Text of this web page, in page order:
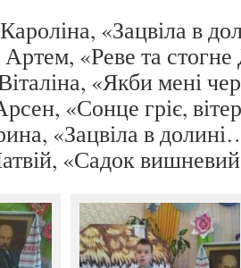
«Зацвіла в
«Реве та
«Якби мені
«Сонце гріє,
«Зацвіла в
«Садок вишневий